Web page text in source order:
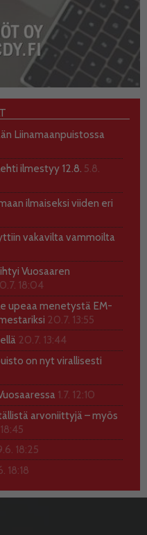
Liinamaanpuistossa
ilmestyy 12.8. 5.8.
ilmaiseksi viiden eri
vakavilta vammoilta
Vuosaaren
18:04
upeaa menetystä EM-
20.7. 13:55
20.7. 13:44
on nyt virallisesti
1.7. 12:10
arvoniittyjä – myös
18:25
18:18